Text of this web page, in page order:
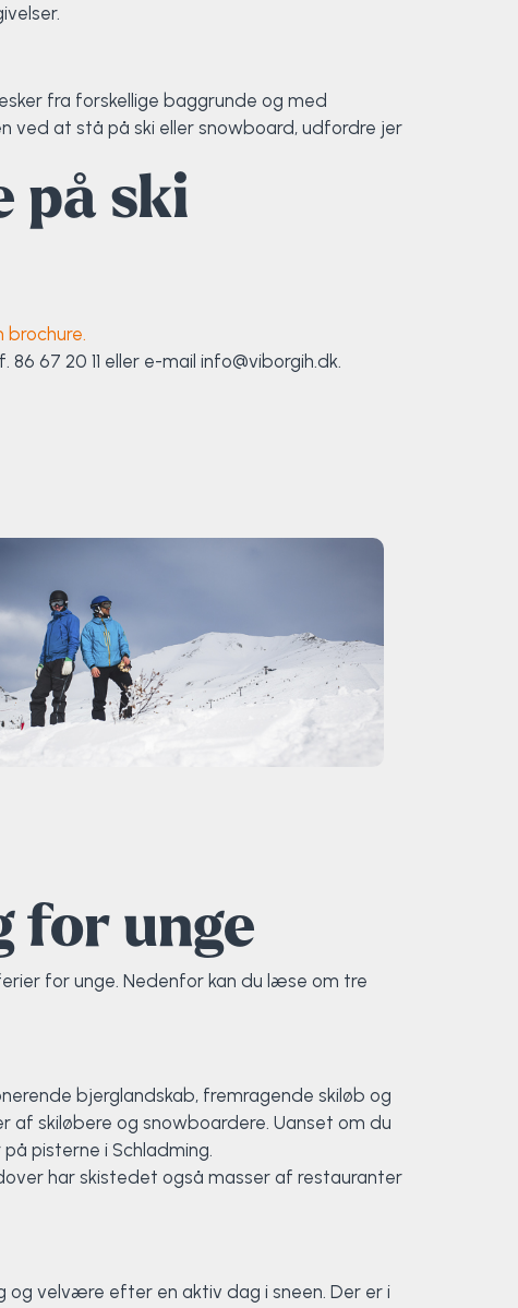
fra forskellige baggrunde og med
ved at stå på ski eller snowboard, udfordre jer
på ski
86 67 20 11 eller e-mail info@viborgih.dk.
for unge
for unge. Nedenfor kan du læse om tre
bjerglandskab, fremragende skiløb og
skiløbere og snowboardere. Uanset om du
pisterne i Schladming.
har skistedet også masser af restauranter
og velvære efter en aktiv dag i sneen. Der er i